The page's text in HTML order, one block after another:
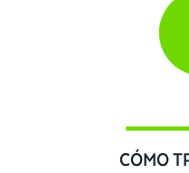
CÓMO